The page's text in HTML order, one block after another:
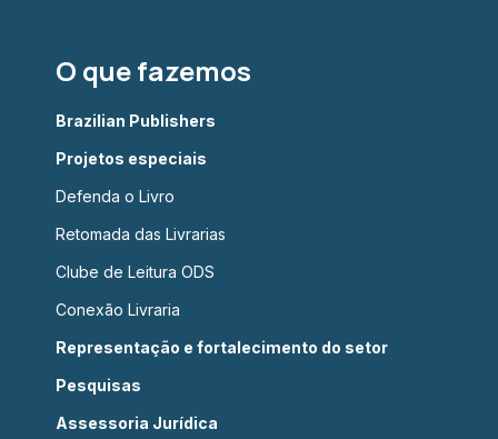
O que fazemos
Brazilian Publishers
Projetos especiais
Defenda o Livro
Retomada das Livrarias
Clube de Leitura ODS
Conexão Livraria
Representação e fortalecimento do setor
Pesquisas
Assessoria Jurídica